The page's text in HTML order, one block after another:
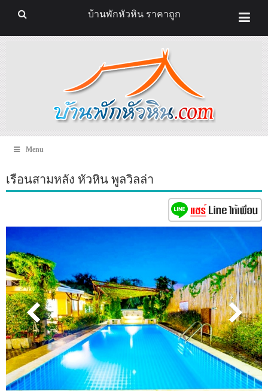
Menu
เรือนสามหลัง หัวหิน พูลวิลล่า
บ้านพักหัวหิน ราคาถูก